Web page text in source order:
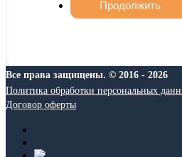
Все права защищены. © 2016 - 2026
Политика обработки персональных
Договор оферты